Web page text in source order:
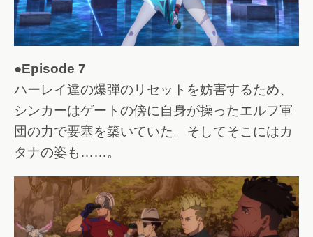
●Episode 7
ハーレイ達の爆弾のリセットを妨害するため、
シンカーはゲートの傍に自身が操ったエルフ軍
団の力で要塞を築いていた。そしてそこにはカ
タナの姿も……。